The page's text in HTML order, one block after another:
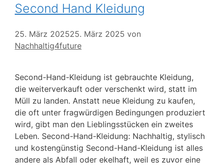
Second Hand Kleidung
25. März 202525. März 2025 von
Nachhaltig4future
Second-Hand-Kleidung ist gebrauchte Kleidung,
die weiterverkauft oder verschenkt wird, statt im
Müll zu landen. Anstatt neue Kleidung zu kaufen,
die oft unter fragwürdigen Bedingungen produziert
wird, gibt man den Lieblingsstücken ein zweites
Leben. Second-Hand-Kleidung: Nachhaltig, stylisch
und kostengünstig Second-Hand-Kleidung ist alles
andere als Abfall oder ekelhaft, weil es zuvor eine